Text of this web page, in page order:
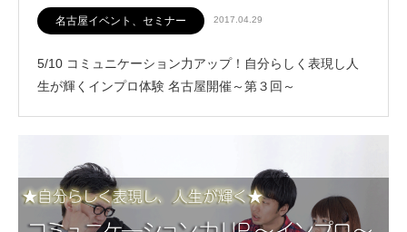
名古屋イベント、セミナー 2017.04.29
5/10 コミュニケーション力アップ！自分らしく表現し人
生が輝くインプロ体験 名古屋開催～第３回～